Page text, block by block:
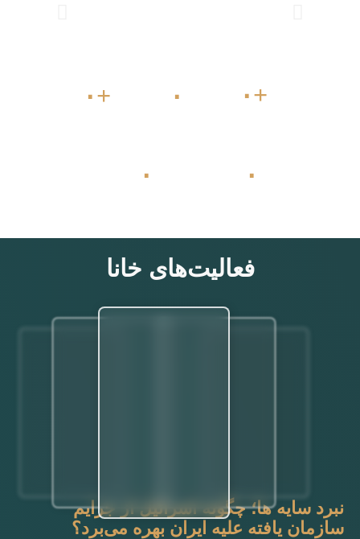
+۰ ۰ +۰
۰ ۰
فعالیت‌های خانا
نبرد سایه ها؛ چگونه اسرائیل از جرایم
سازمان یافته علیه ایران بهره می‌برد؟